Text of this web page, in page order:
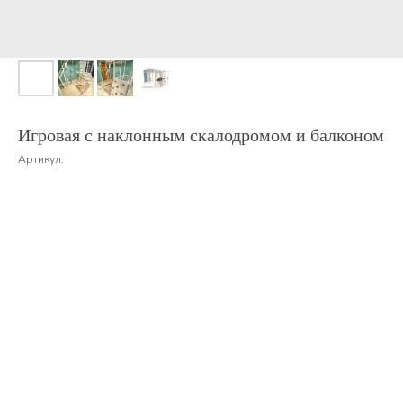
Игровая с наклонным скалодромом и балконом
Артикул: